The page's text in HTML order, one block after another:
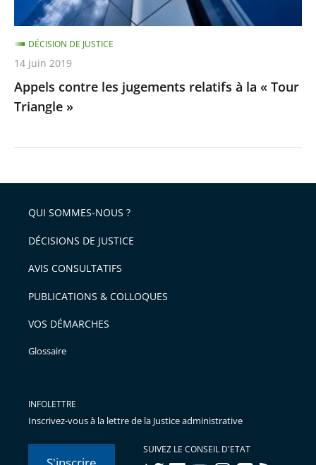
Tour
Triangle
»
Appels contre les jugements relatifs à la « Tour
Triangle »
DÉCISION DE JUSTICE
14 juin 2019
QUI SOMMES-NOUS ?
DÉCISIONS DE JUSTICE
AVIS CONSULTATIFS
PUBLICATIONS & COLLOQUES
VOS DÉMARCHES
Glossaire
INFOLETTRE
Inscrivez-vous à la lettre de la Justice administrative
SUIVEZ LE CONSEIL D'ETAT